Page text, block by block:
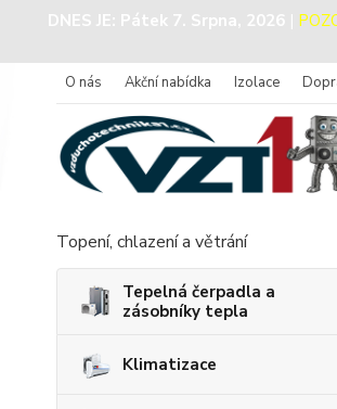
DNES JE: Pátek 7. Srpna, 2026 |
O nás Akční nabídka Izolace
Topení, chlazení a větrání
Tepelná čerpadla a
zásobníky tepla
Klimatizace